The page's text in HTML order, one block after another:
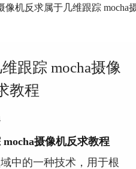
像机反求属于几维跟踪 mocha
跟踪 mocha摄像
教程
摄像机反求教程
中的一种技术，用于根